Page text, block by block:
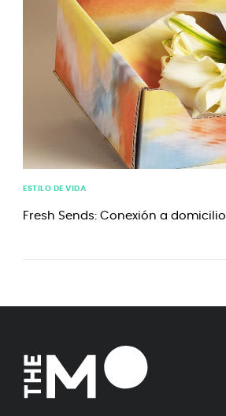
ESTILO DE VIDA
Fresh Sends: Conexión a domicilio